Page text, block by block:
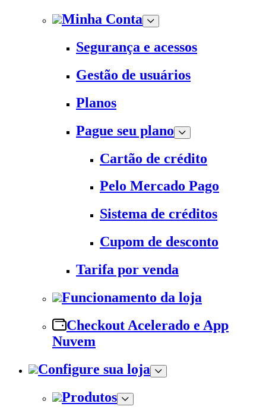
Minha Conta
Segurança e acessos
Gestão de usuários
Planos
Pague seu plano
Cartão de crédito
Pelo Mercado Pago
Sistema de créditos
Cupom de desconto
Tarifa por venda
Funcionamento da loja
Checkout Acelerado e App
Nuvem
Configure sua loja
Produtos